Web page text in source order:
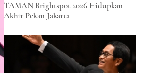
TAMAN Brightspot 2026 Hidupkan
Akhir Pekan Jakarta